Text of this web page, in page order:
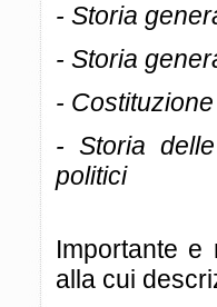
- Storia
- Storia
-
- Storia
politici
Importante
alla cui